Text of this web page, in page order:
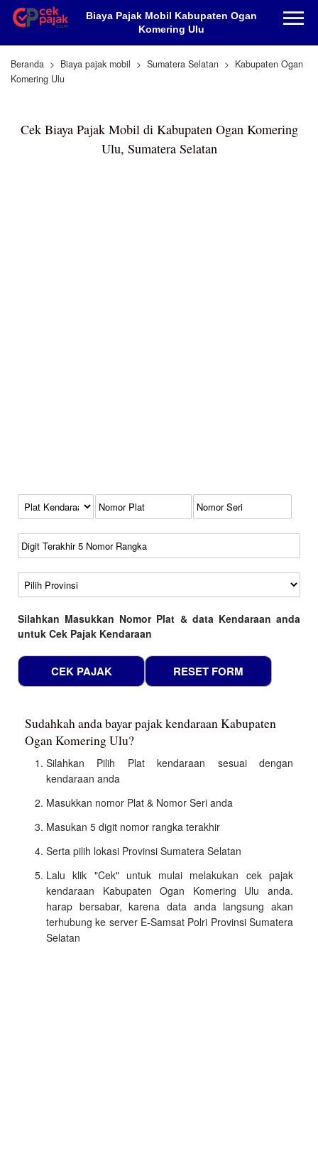
Biaya Pajak Mobil Kabupaten Ogan
Komering Ulu
Beranda Biaya pajak mobil Sumatera Selatan
Kabupaten Ogan
Komering Ulu
Cek Biaya Pajak Mobil di Kabupaten Ogan Komering
Ulu, Sumatera Selatan
Kode Plat Kendaraan
No Plat
No Seri
No Rangka
Wilayah
Silahkan Masukkan Nomor Plat & data Kendaraan anda
untuk Cek Pajak Kendaraan
Sudahkah anda bayar pajak kendaraan Kabupaten
Ogan Komering Ulu?
Silahkan Pilih Plat kendaraan sesuai dengan
kendaraan anda
Masukkan nomor Plat & Nomor Seri anda
Masukan 5 digit nomor rangka terakhir
Serta pilih lokasi Provinsi Sumatera Selatan
Lalu klik "Cek" untuk mulai melakukan cek pajak
kendaraan Kabupaten Ogan Komering Ulu anda.
harap bersabar, karena data anda langsung akan
terhubung ke server E-Samsat Polri Provinsi Sumatera
Selatan